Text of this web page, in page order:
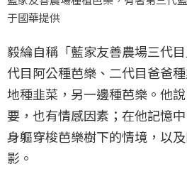
于國華提供
毅綸自稱「藍家友善農場三代
代目阿公種芭樂、二代目爸爸
地種韭菜，另一邊種芭樂。他
要，也有情感因素；在他記憶
身軀穿梭芭樂樹下的情境，以
影。